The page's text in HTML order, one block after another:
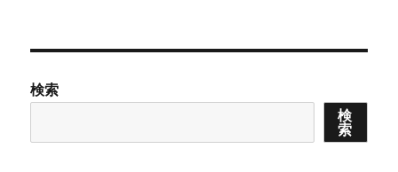
の
ペ
ー
検索
検
索